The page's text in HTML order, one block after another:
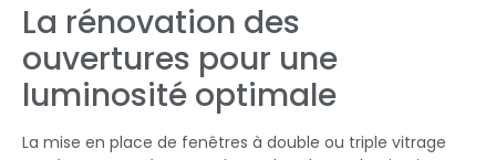
La rénovation des
ouvertures pour une
luminosité optimale
La mise en place de fenêtres à double ou triple vitrage